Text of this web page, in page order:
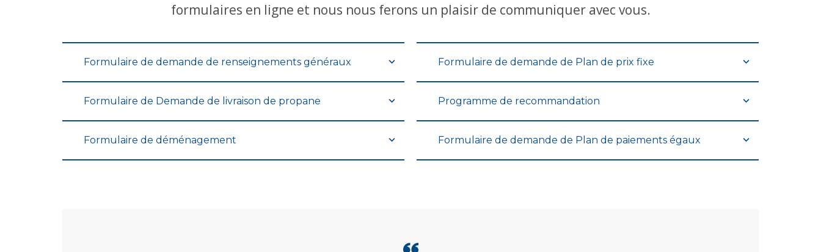
formulaires en ligne et nous nous ferons un plaisir de communiquer avec vous.
Formulaire de demande de renseignements généraux
Formulaire de Demande de livraison de propane
Formulaire de déménagement
Formulaire de demande de Plan de prix fixe
Programme de recommandation
Formulaire de demande de Plan de paiements égaux